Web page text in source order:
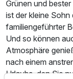
Ausstattung
Zusatznächte
Für 4 Tage
Grünen und
ist der kleine
familiengeführter
Und so können
Atmosphäre
nach einem
Urlaubs, den Sie